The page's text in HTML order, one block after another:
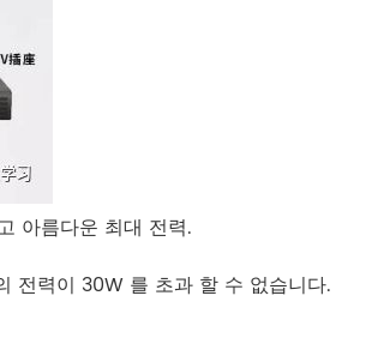
아름다운 최대 전력.
전력이 30W 를 초과 할 수 없습니다.